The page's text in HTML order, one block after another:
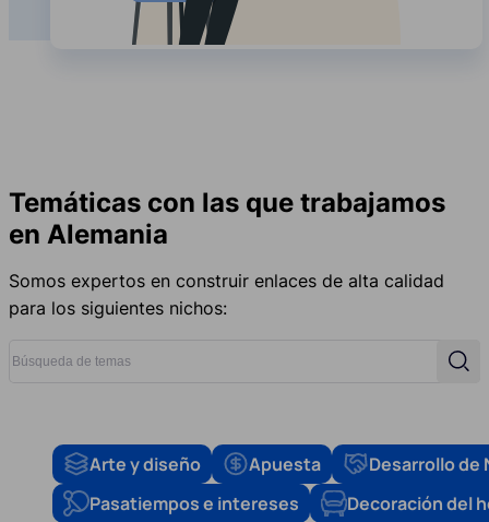
Temáticas con las que trabajamos
en Alemania
Somos expertos en construir enlaces de alta calidad
para los siguientes nichos:
Arte y diseño Apuesta
Desarrollo de
Pasatiempos e intereses
Decoración del